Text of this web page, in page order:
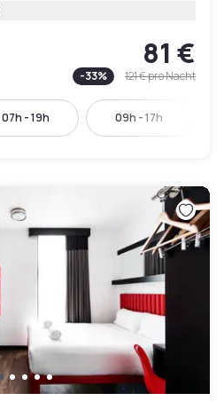
81 €
-33% 121 €pro Nacht
07h - 19h 09h - 17h